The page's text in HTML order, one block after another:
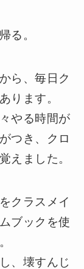
る。
ら、毎日ク
ります。
やる時間が
つき、クロ
えました。
クラスメイ
ブックを使
、壊すんじ